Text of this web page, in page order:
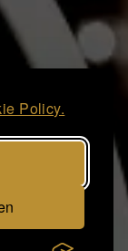
Policy.